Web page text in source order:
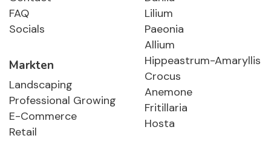
FAQ
Socials
Markten
Landscaping
Professional Growing
E-Commerce
Retail
Lilium
Paeonia
Allium
Hippeastrum-Amaryllis
Crocus
Anemone
Fritillaria
Hosta